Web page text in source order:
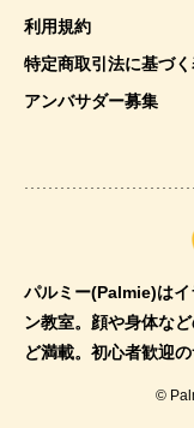
利用規約
特定商取引法に基づ
アンバサダー募集
パルミー(Palmie)は
ン教室。顔や身体な
ど満載。初心者歓迎の
©